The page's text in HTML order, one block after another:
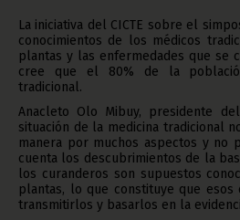
La iniciativa del CICTE sobre el
conocimientos de los médicos
plantas y las enfermedades que se
cree que el 80% de la
tradicional.
Anacleto Olo Mibuy, presidente
situación de la medicina tradicional
manera por muchos aspectos y no
cuenta los descubrimientos de la
los curanderos son supuestos
plantas, lo que constituye que esos
transmitirlos y basarlos en la